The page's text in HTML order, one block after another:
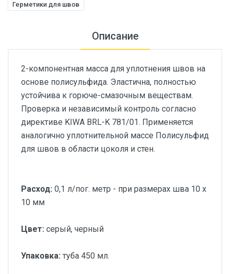
Герметики для швов
Описание
2-компонентная масса для уплотнения швов на
основе полисульфида. Эластична, полностью
устойчива к горюче-смазочным веществам.
Проверка и независимый контроль согласно
директиве KIWA BRL-K 781/01. Применяется
аналогично уплотнительной массе Полисульфид
для швов в области цоколя и стен.
Расход: 0,1 л/пог. метр - при размерах шва 10 х
10 мм
Цвет: серый, черный
Упаковка: туба 450 мл.